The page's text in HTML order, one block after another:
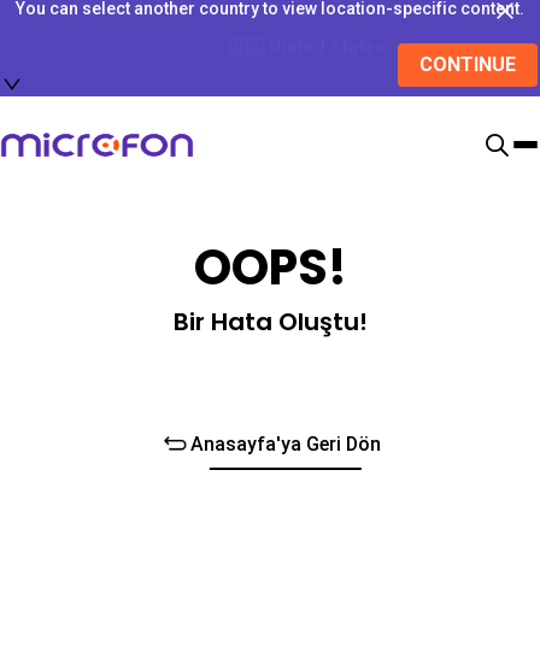
You can select another country to view location-specific content.
CONTINUE
OOPS!
Bir Hata Oluştu!
Anasayfa'ya Geri Dön